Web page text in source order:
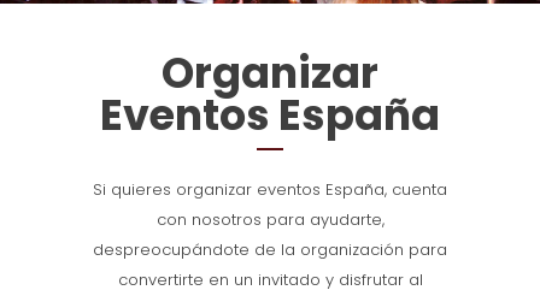
Organizar
Eventos España
Si quieres organizar eventos España, cuenta
con nosotros para ayudarte,
despreocupándote de la organización para
convertirte en un invitado y disfrutar al